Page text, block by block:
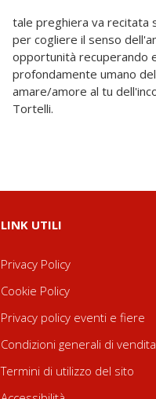
Tortelli.
LINK UTILI
Privacy Policy
Cookie Policy
Privacy policy eventi e fiere
Condizioni generali di vendita
Termini di utilizzo del sito